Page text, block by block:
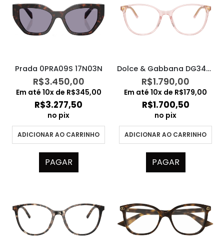
Prada 0PRA09S 17N03N
R$3.450,00
Em até 10x de R$345,00
R$3.277,50
no pix
ADICIONAR AO CARRINHO
PAGAR
Dolce & Gabbana DG3425 3148
R$1.790,00
Em até 10x de R$179,00
R$1.700,50
no pix
ADICIONAR AO CARRINHO
PAGAR